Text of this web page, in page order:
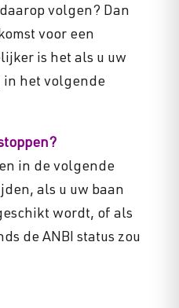
volgen? Dan
voor een
is het als u uw
in het volgende
in de volgende
als u uw baan
wordt, of als
de ANBI status zou